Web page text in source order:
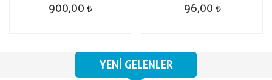
900,00 96,00
YENI GELENLER